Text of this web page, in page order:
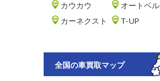
カウカウ
オートベル
カーネクスト
T-UP
全国の車買取マップ